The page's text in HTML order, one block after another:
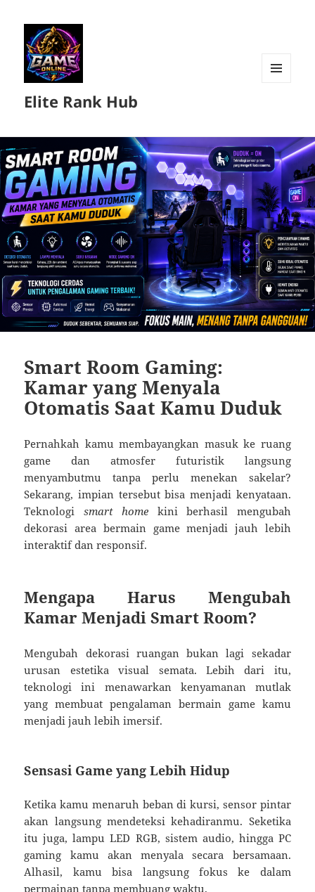
Elite Rank Hub
Smart Room Gaming:
Kamar yang Menyala
Otomatis Saat Kamu Duduk
Pernahkah kamu membayangkan masuk ke ruang
game dan atmosfer futuristik langsung
menyambutmu tanpa perlu menekan sakelar?
Sekarang, impian tersebut bisa menjadi kenyataan.
Teknologi smart home kini berhasil mengubah
dekorasi area bermain game menjadi jauh lebih
interaktif dan responsif.
Mengapa Harus Mengubah
Kamar Menjadi Smart Room?
Mengubah dekorasi ruangan bukan lagi sekadar
urusan estetika visual semata. Lebih dari itu,
teknologi ini menawarkan kenyamanan mutlak
yang membuat pengalaman bermain game kamu
menjadi jauh lebih imersif.
Sensasi Game yang Lebih Hidup
Ketika kamu menaruh beban di kursi, sensor pintar
akan langsung mendeteksi kehadiranmu. Seketika
itu juga, lampu LED RGB, sistem audio, hingga PC
gaming kamu akan menyala secara bersamaan.
Alhasil, kamu bisa langsung fokus ke dalam
permainan tanpa membuang waktu.